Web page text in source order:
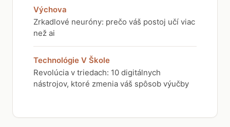
Výchova
Zrkadlové neuróny: prečo váš postoj učí viac
než ai
Technológie V Škole
Revolúcia v triedach: 10 digitálnych
nástrojov, ktoré zmenia váš spôsob výučby